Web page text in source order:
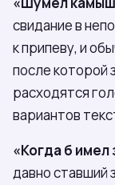
свидание в
к припеву, и
после которой
расходятся
вариантов
«Когда б имел
давно ставший